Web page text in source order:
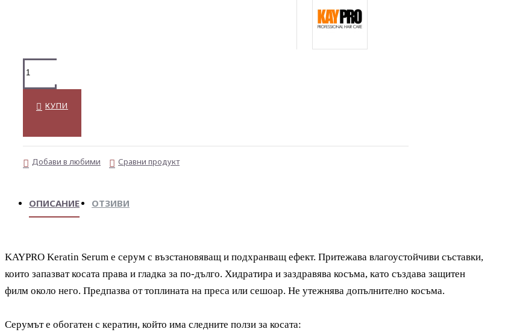
КУПИ
Добави в любими Сравни продукт
ОПИСАНИЕ ОТЗИВИ
KAYPRO Keratin Serum е серум с възстановяващ и подхранващ ефект. Притежава влагоустойчиви съставки,
които запазват косата права и гладка за по-дълго. Хидратира и заздравява косъма, като създава защитен
филм около него. Предпазва от топлината на преса или сешоар. Не утежнява допълнително косъма.
Серумът е обогатен с кератин, който има следните ползи за косата: